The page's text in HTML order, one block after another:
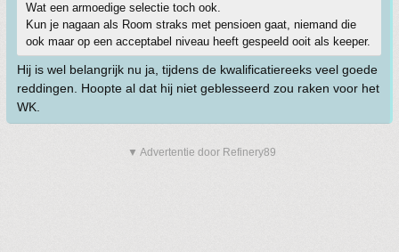
Wat een armoedige selectie toch ook.
Kun je nagaan als Room straks met pensioen gaat, niemand die
ook maar op een acceptabel niveau heeft gespeeld ooit als keeper.
Hij is wel belangrijk nu ja, tijdens de kwalificatiereeks veel goede
reddingen. Hoopte al dat hij niet geblesseerd zou raken voor het
WK.
▼ Advertentie door Refinery89